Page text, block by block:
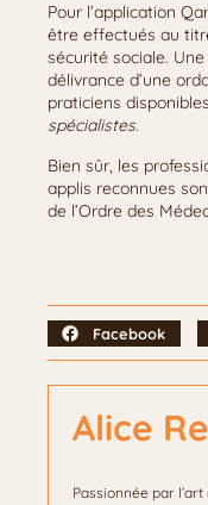
Pour l’application
être effectués au
sécurité sociale.
délivrance d’une
praticiens
spécialistes.
Bien sûr, les
applis reconnues
de l’Ordre des
Facebook
Alice
Passionnée par